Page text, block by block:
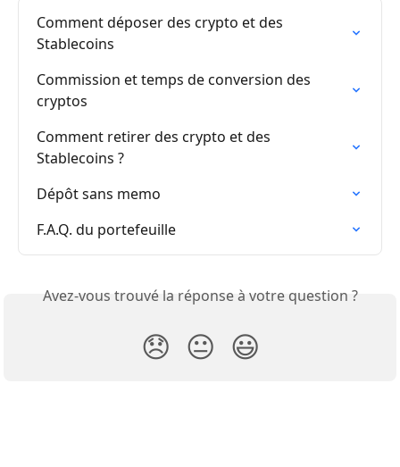
Comment déposer des crypto et des
Stablecoins
Commission et temps de conversion des
cryptos
Comment retirer des crypto et des
Stablecoins ?
Dépôt sans memo
F.A.Q. du portefeuille
Avez-vous trouvé la réponse à votre question ?
😞 😐 😃